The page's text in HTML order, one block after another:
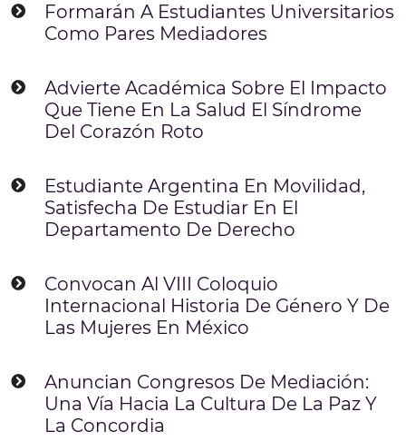
Formarán A Estudiantes Universitarios
Como Pares Mediadores
Advierte Académica Sobre El Impacto
Que Tiene En La Salud El Síndrome
Del Corazón Roto
Estudiante Argentina En Movilidad,
Satisfecha De Estudiar En El
Departamento De Derecho
Convocan Al VIII Coloquio
Internacional Historia De Género Y De
Las Mujeres En México
Anuncian Congresos De Mediación:
Una Vía Hacia La Cultura De La Paz Y
La Concordia